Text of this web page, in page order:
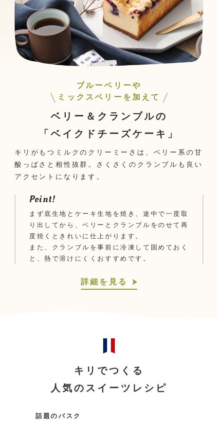
ブルーベリーや
ミックスベリーを加えて
ベリー＆クランブルの
「ベイクドチーズケーキ」
キリがもつミルクのクリーミーさは、ベリー系の甘
酸っぱさと相性抜群。さくさくのクランブルも良い
アクセントになります。
Point!
まず底生地とケーキ生地を焼き、途中で一度取
り出してから、ベリーとクランブルをのせて再
度焼くときれいに仕上がります。
また、クランブルを事前に冷凍して固めておく
と、熱で溶けにくくおすすめです。
詳細を見る
キリでつくる
人気のスイーツレシピ
話題のバスク